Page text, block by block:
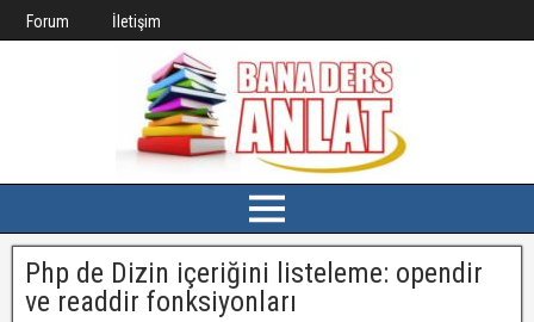
Forum İletişim
Php de Dizin içeriğini listeleme: opendir
ve readdir fonksiyonları